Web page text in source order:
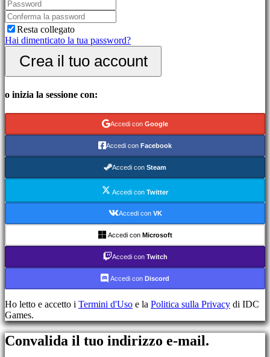
picchiaduro
Demo
Community
Eventi
gioco
Media
Forum
Gifts
Plays
FAQ
Registrati
Hai
dimenticato
la
tua
Resta collegato
Hai dimenticato la tua password?
Crea il tuo account
o inizia la sessione con:
Accedi con Google
Accedi con Facebook
Accedi con Steam
Accedi conTwitter
Accedi con VK
Accedi con Microsoft
Accedi con Twitch
Accedi con Discord
Ho letto e accetto i Termini d'Uso e la Politica sulla Privacy di IDC
Games.
Convalida il tuo indirizzo e-mail.